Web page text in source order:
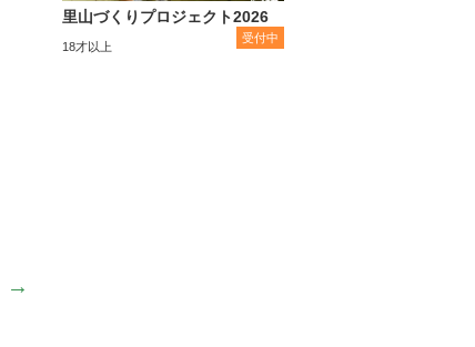
→
里山づくりプロジェクト2026
受付中
18才以上